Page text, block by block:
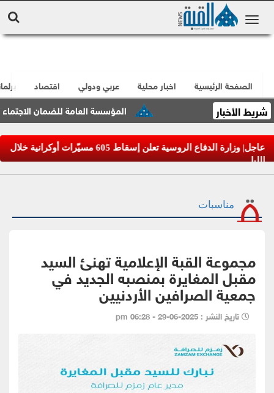
الصفحة الرئيسية اخبار محلية عربي ودولي اقتصاد
شريط الأخبار المؤسسة العامة للضمان الاجتماعي
عاجل| وزارة الدفاع الروسية تعلن إسقاط 605 مسيّرات أوكرانية خلال
الليل
مناسبات
مجموعة القبة الإعلامية تهنئ السيد
مقبل المغايرة بمنصبه الجديد في
جمعية الصرافين الأردنيين
تاريخ النشر : 2025-06-29 - 06:28 pm